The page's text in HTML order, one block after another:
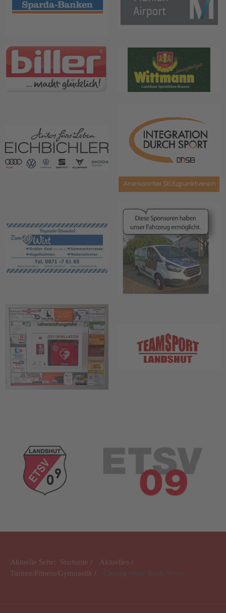
Aktuelle Seite: Startseite
Aktuelles
Turnen/Fitness/Gymnastik
Casting ohne Trash-Show